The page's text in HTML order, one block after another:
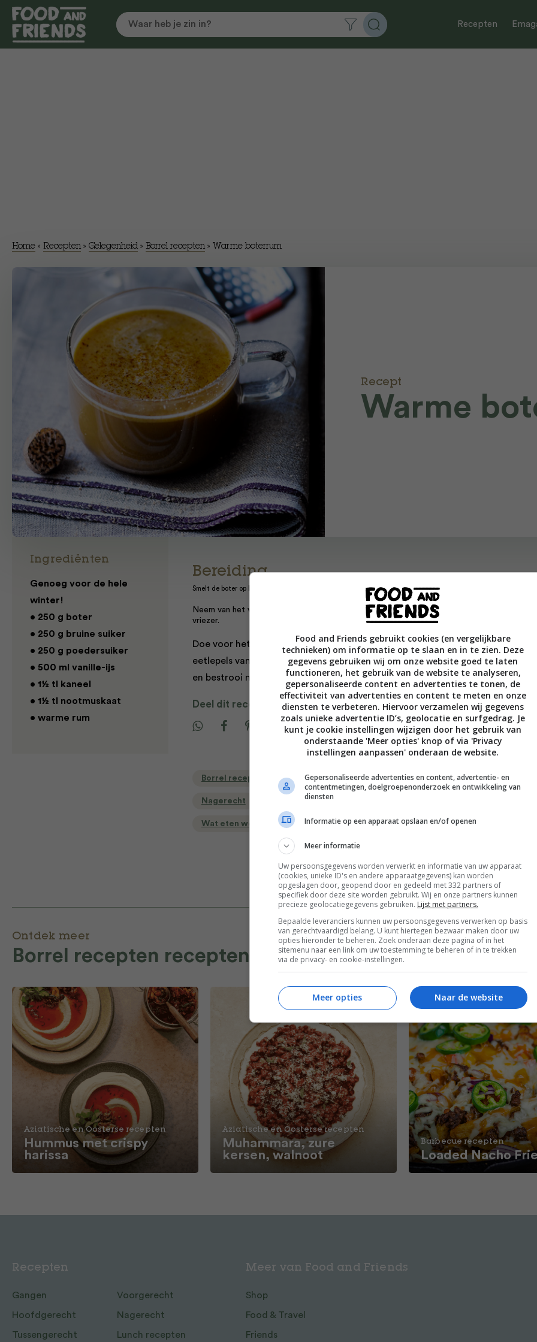
Recepten
Home » Recepten » Gelegenheid » Borrel recepten » Warme boterrum
Recept
Warme
Ingrediënten
Genoeg voor de hele
winter!
• 250 g boter
• 250 g bruine suiker
• 250 g poedersuiker
• 500 ml vanille-ijs
• 1½ tl kaneel
• 1½ tl nootmuskaat
• warme rum
Bereiding
Smelt de boter op laag vuur in een steelpan. Roer de suikers erdoor tot ze oplossen.
Neem van het vuur, meng het ijs en de specerijen erdoor. Doe het mengsel in een bak in de
vriezer.
Doe voor het serveren 35–50 ml warme rum in elke mok en schep er 2
eetlepels van het ijsmengsel in. Vul aan met water dat net van de kook af is
en bestrooi met kaneel en nootmuskaat.
Deel dit recept
Bewaar
Borrel recepten Gangen Gelegenheid Makkelijke recepten
Nagerecht Recept van de dag
Wat eten we vandaag? Winterrecepten
Ontdek meer
Borrel recepten recepten
Aziatische en Oosterse recepten
Hummus met crispy
harissa
Aziatische en Oosterse recepten
Muhammara, zure
kersen, walnoot
Barbecue recepten
Loaded Nacho
Recepten
Gangen Voorgerecht
Hoofdgerecht Nagerecht
Tussengerecht Lunch recepten
Meer van Food and Friends
Shop
Food & Travel
Friends
Food and Friends gebruikt cookies (en vergelijkbare
technieken) om informatie op te slaan en in te zien. Deze
gegevens gebruiken wij om onze website goed te laten
functioneren, het gebruik van de website te analyseren,
gepersonaliseerde content en advertenties te tonen, de
effectiviteit van advertenties en content te meten en onze
diensten te verbeteren. Hiervoor verzamelen wij gegevens
zoals unieke advertentie ID’s, geolocatie en surfgedrag. Je
kunt je cookie instellingen wijzigen door het gebruik van
onderstaande 'Meer opties' knop of via 'Privacy
instellingen aanpassen' onderaan de website.
Gepersonaliseerde advertenties en content, advertentie- en
contentmetingen, doelgroepenonderzoek en ontwikkeling van
diensten
Informatie op een apparaat opslaan en/of openen
Meer informatie
Uw persoonsgegevens worden verwerkt en informatie van uw apparaat
(cookies, unieke ID's en andere apparaatgegevens) kan worden
opgeslagen door, geopend door en gedeeld met 332 partners of
specifiek door deze site worden gebruikt. Wij en onze partners kunnen
precieze geolocatiegegevens gebruiken. Lijst met partners.
Bepaalde leveranciers kunnen uw persoonsgegevens verwerken op basis
van gerechtvaardigd belang. U kunt hiertegen bezwaar maken door uw
opties hieronder te beheren. Zoek onderaan deze pagina of in het
sitemenu naar een link om uw toestemming te beheren of in te trekken
via de privacy- en cookie-instellingen.
Naar de website
Meer opties